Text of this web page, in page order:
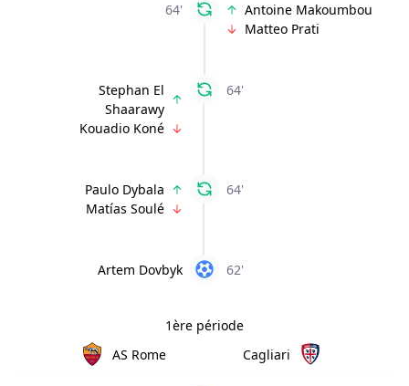
64'
Antoine Makoumbou
Matteo Prati
64'
Stephan El
Shaarawy
Kouadio Koné
64'
Paulo Dybala
Matías Soulé
62'
Artem Dovbyk
1ère période
AS Rome
Cagliari